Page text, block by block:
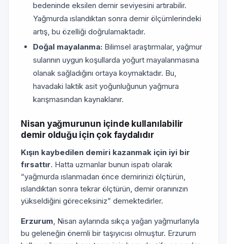
bedeninde eksilen demir seviyesini artırabilir.
Yağmurda ıslandıktan sonra demir ölçümlerindeki
artış, bu özelliği doğrulamaktadır.
Doğal mayalanma: Bilimsel araştırmalar, yağmur
sularının uygun koşullarda yoğurt mayalanmasına
olanak sağladığını ortaya koymaktadır. Bu,
havadaki laktik asit yoğunluğunun yağmura
karışmasından kaynaklanır.
Nisan yağmurunun içinde kullanılabilir
demir olduğu için çok faydalıdır
Kışın kaybedilen demiri kazanmak için iyi bir
fırsattır. Hatta uzmanlar bunun ispatı olarak
“yağmurda ıslanmadan önce demirinizi ölçtürün,
ıslandıktan sonra tekrar ölçtürün, demir oranınızın
yükseldiğini göreceksiniz” demektedirler.
Erzurum, Nisan aylarında sıkça yağan yağmurlarıyla
bu geleneğin önemli bir taşıyıcısı olmuştur. Erzurum